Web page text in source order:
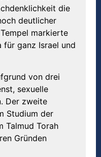
die
deutlicher
markierte
für ganz Israel und
von drei
sexuelle
Der zweite
Studium der
Talmud Torah
Gründen